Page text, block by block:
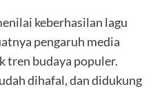
keberhasilan lagu
pengaruh media
tren budaya populer.
dihafal, dan didukung